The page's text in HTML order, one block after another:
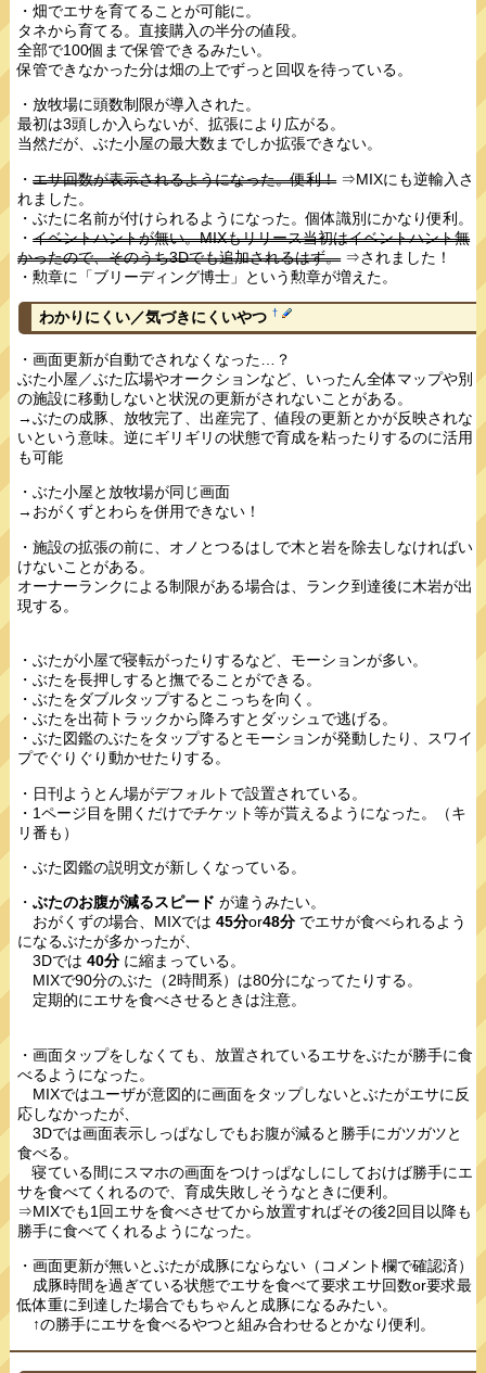
・畑でエサを育てることが可能に。
タネから育てる。直接購入の半分の値段。
全部で100個まで保管できるみたい。
保管できなかった分は畑の上でずっと回収を待っている。
・放牧場に頭数制限が導入された。
最初は3頭しか入らないが、拡張により広がる。
当然だが、ぶた小屋の最大数までしか拡張できない。
・エサ回数が表示されるようになった。便利！⇒MIXにも逆輸入さ
れました。
・ぶたに名前が付けられるようになった。個体識別にかなり便利。
・イベントハントが無い。MIXもリリース当初はイベントハント無
かったので、そのうち3Dでも追加されるはず。⇒されました！
・勲章に「ブリーディング博士」という勲章が増えた。
わかりにくい／気づきにくいやつ †
・画面更新が自動でされなくなった…？
ぶた小屋／ぶた広場やオークションなど、いったん全体マップや別
の施設に移動しないと状況の更新がされないことがある。
→ぶたの成豚、放牧完了、出産完了、値段の更新とかが反映されな
いという意味。逆にギリギリの状態で育成を粘ったりするのに活用
も可能
・ぶた小屋と放牧場が同じ画面
→おがくずとわらを併用できない！
・施設の拡張の前に、オノとつるはしで木と岩を除去しなければい
けないことがある。
オーナーランクによる制限がある場合は、ランク到達後に木岩が出
現する。
・ぶたが小屋で寝転がったりするなど、モーションが多い。
・ぶたを長押しすると撫でることができる。
・ぶたをダブルタップするとこっちを向く。
・ぶたを出荷トラックから降ろすとダッシュで逃げる。
・ぶた図鑑のぶたをタップするとモーションが発動したり、スワイ
プでぐりぐり動かせたりする。
・日刊ようとん場がデフォルトで設置されている。
・1ページ目を開くだけでチケット等が貰えるようになった。（キ
リ番も）
・ぶた図鑑の説明文が新しくなっている。
・ぶたのお腹が減るスピード が違うみたい。
おがくずの場合、MIXでは45分or48分でエサが食べられるよう
になるぶたが多かったが、
3Dでは40分に縮まっている。
MIXで90分のぶた（2時間系）は80分になってたりする。
定期的にエサを食べさせるときは注意。
・画面タップをしなくても、放置されているエサをぶたが勝手に食
べるようになった。
MIXではユーザが意図的に画面をタップしないとぶたがエサに反
応しなかったが、
3Dでは画面表示しっぱなしでもお腹が減ると勝手にガツガツと
食べる。
寝ている間にスマホの画面をつけっぱなしにしておけば勝手にエ
サを食べてくれるので、育成失敗しそうなときに便利。
⇒MIXでも1回エサを食べさせてから放置すればその後2回目以降も
勝手に食べてくれるようになった。
・画面更新が無いとぶたが成豚にならない（コメント欄で確認済）
成豚時間を過ぎている状態でエサを食べて要求エサ回数or要求最
低体重に到達した場合でもちゃんと成豚になるみたい。
↑の勝手にエサを食べるやつと組み合わせるとかなり便利。